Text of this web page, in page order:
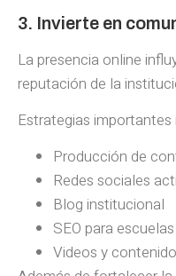
3. Invierte en
La presencia online
reputación de la
Estrategias importantes
Producción de
Redes sociales
Blog institucional
SEO para escuelas
Videos y